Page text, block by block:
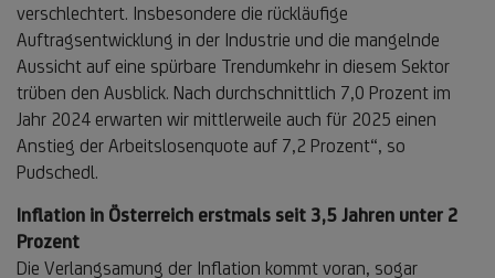
verschlechtert. Insbesondere die rückläufige
Auftragsentwicklung in der Industrie und die mangelnde
Aussicht auf eine spürbare Trendumkehr in diesem Sektor
trüben den Ausblick. Nach durchschnittlich 7,0 Prozent im
Jahr 2024 erwarten wir mittlerweile auch für 2025 einen
Anstieg der Arbeitslosenquote auf 7,2 Prozent“, so
Pudschedl.
Inflation in Österreich erstmals seit 3,5 Jahren unter 2
Prozent
Die Verlangsamung der Inflation kommt voran, sogar